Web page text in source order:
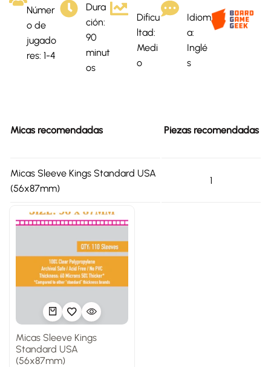
Númer
o de
jugado
res: 1-4
Dura
ción:
90
minut
os
Dificu
ltad:
Medi
o
Idiom
a:
Inglé
s
Micas recomendadas Piezas recomendadas
Micas Sleeve Kings Standard USA
(56x87mm)
1
Micas Sleeve Kings
Standard USA
(56x87mm)